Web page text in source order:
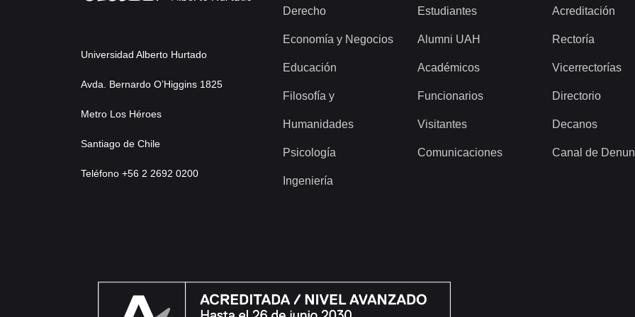
Universidad Alberto Hurtado
Avda. Bernardo O’Higgins 1825
Metro Los Héroes
Santiago de Chile
Teléfono +56 2 2692 0200
Derecho
Economía y Negocios
Educación
Filosofía y
Humanidades
Psicología
Ingeniería
Estudiantes
Alumni UAH
Académicos
Funcionarios
Visitantes
Comunicaciones
Acreditación
Rectoría
Vicerrectorías
Directorio
Decanos
Canal de